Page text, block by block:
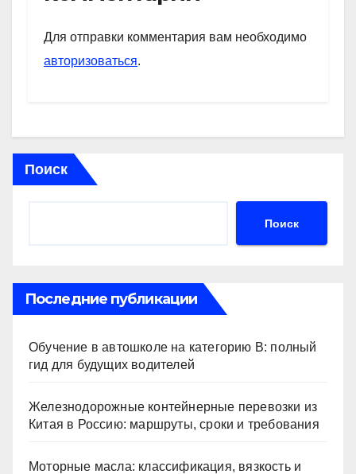
A
p
p
a
m
kl
a
и
Для отправки комментария вам необходимо
авторизоваться.
Поиск
Поиск
Последние публикации
Обучение в автошколе на категорию В: полный
гид для будущих водителей
Железнодорожные контейнерные перевозки из
Китая в Россию: маршруты, сроки и требования
Моторные масла: классификация, вязкость и